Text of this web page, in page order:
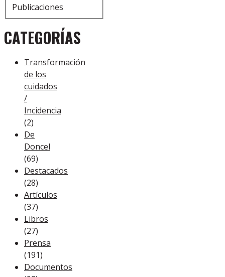
Publicaciones
CATEGORÍAS
Transformación
de los
cuidados
/
Incidencia
(2)
De
Doncel
(69)
Destacados
(28)
Artículos
(37)
Libros
(27)
Prensa
(191)
Documentos